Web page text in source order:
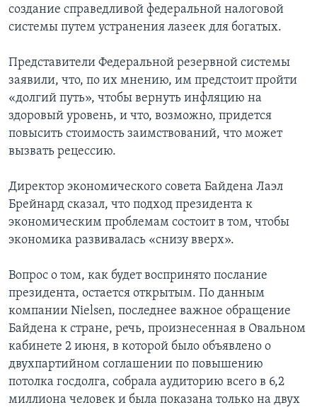
создание справедливой федеральной налоговой
системы путем устранения лазеек для богатых.
Представители Федеральной резервной системы
заявили, что, по их мнению, им предстоит пройти
«долгий путь», чтобы вернуть инфляцию на
здоровый уровень, и что, возможно, придется
повысить стоимость заимствований, что может
вызвать рецессию.
Директор экономического совета Байдена Лаэл
Брейнард сказал, что подход президента к
экономическим проблемам состоит в том, чтобы
экономика развивалась «снизу вверх».
Вопрос о том, как будет воспринято послание
президента, остается открытым. По данным
компании Nielsen, последнее важное обращение
Байдена к стране, речь, произнесенная в Овальном
кабинете 2 июня, в которой было объявлено о
двухпартийном соглашении по повышению
потолка госдолга, собрала аудиторию всего в 6,2
миллиона человек и была показана только на двух